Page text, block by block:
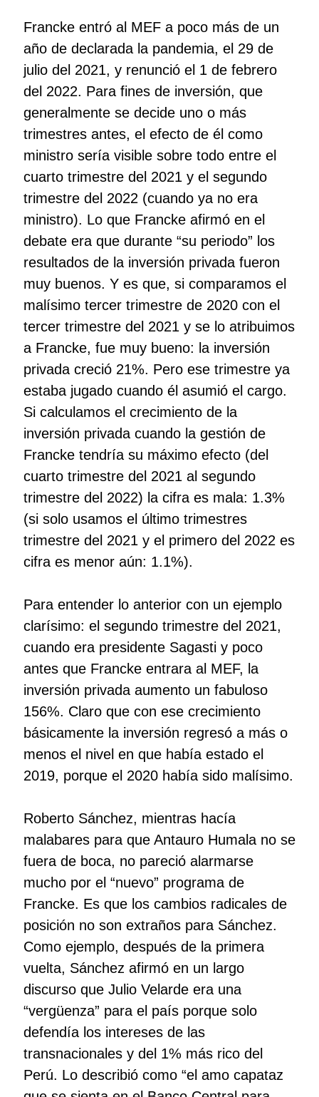
Francke entró al MEF a poco más de un
año de declarada la pandemia, el 29 de
julio del 2021, y renunció el 1 de febrero
del 2022. Para fines de inversión, que
generalmente se decide uno o más
trimestres antes, el efecto de él como
ministro sería visible sobre todo entre el
cuarto trimestre del 2021 y el segundo
trimestre del 2022 (cuando ya no era
ministro). Lo que Francke afirmó en el
debate era que durante “su periodo” los
resultados de la inversión privada fueron
muy buenos. Y es que, si comparamos el
malísimo tercer trimestre de 2020 con el
tercer trimestre del 2021 y se lo atribuimos
a Francke, fue muy bueno: la inversión
privada creció 21%. Pero ese trimestre ya
estaba jugado cuando él asumió el cargo.
Si calculamos el crecimiento de la
inversión privada cuando la gestión de
Francke tendría su máximo efecto (del
cuarto trimestre del 2021 al segundo
trimestre del 2022) la cifra es mala: 1.3%
(si solo usamos el último trimestres
trimestre del 2021 y el primero del 2022 es
cifra es menor aún: 1.1%).
Para entender lo anterior con un ejemplo
clarísimo: el segundo trimestre del 2021,
cuando era presidente Sagasti y poco
antes que Francke entrara al MEF, la
inversión privada aumento un fabuloso
156%. Claro que con ese crecimiento
básicamente la inversión regresó a más o
menos el nivel en que había estado el
2019, porque el 2020 había sido malísimo.
Roberto Sánchez, mientras hacía
malabares para que Antauro Humala no se
fuera de boca, no pareció alarmarse
mucho por el “nuevo” programa de
Francke. Es que los cambios radicales de
posición no son extraños para Sánchez.
Como ejemplo, después de la primera
vuelta, Sánchez afirmó en un largo
discurso que Julio Velarde era una
“vergüenza” para el país porque solo
defendía los intereses de las
transnacionales y del 1% más rico del
Perú. Lo describió como “el amo capataz